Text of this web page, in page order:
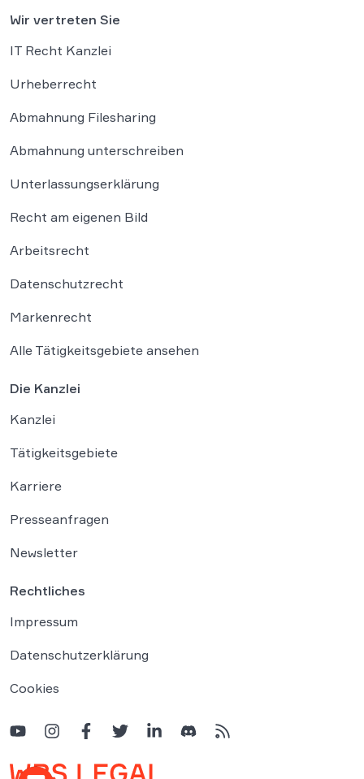
Wir vertreten Sie
IT Recht Kanzlei
Urheberrecht
Abmahnung Filesharing
Abmahnung unterschreiben
Unterlassungserklärung
Recht am eigenen Bild
Arbeitsrecht
Datenschutzrecht
Markenrecht
Alle Tätigkeitsgebiete ansehen
Die Kanzlei
Kanzlei
Tätigkeitsgebiete
Karriere
Presseanfragen
Newsletter
Rechtliches
Impressum
Datenschutzerklärung
Cookies